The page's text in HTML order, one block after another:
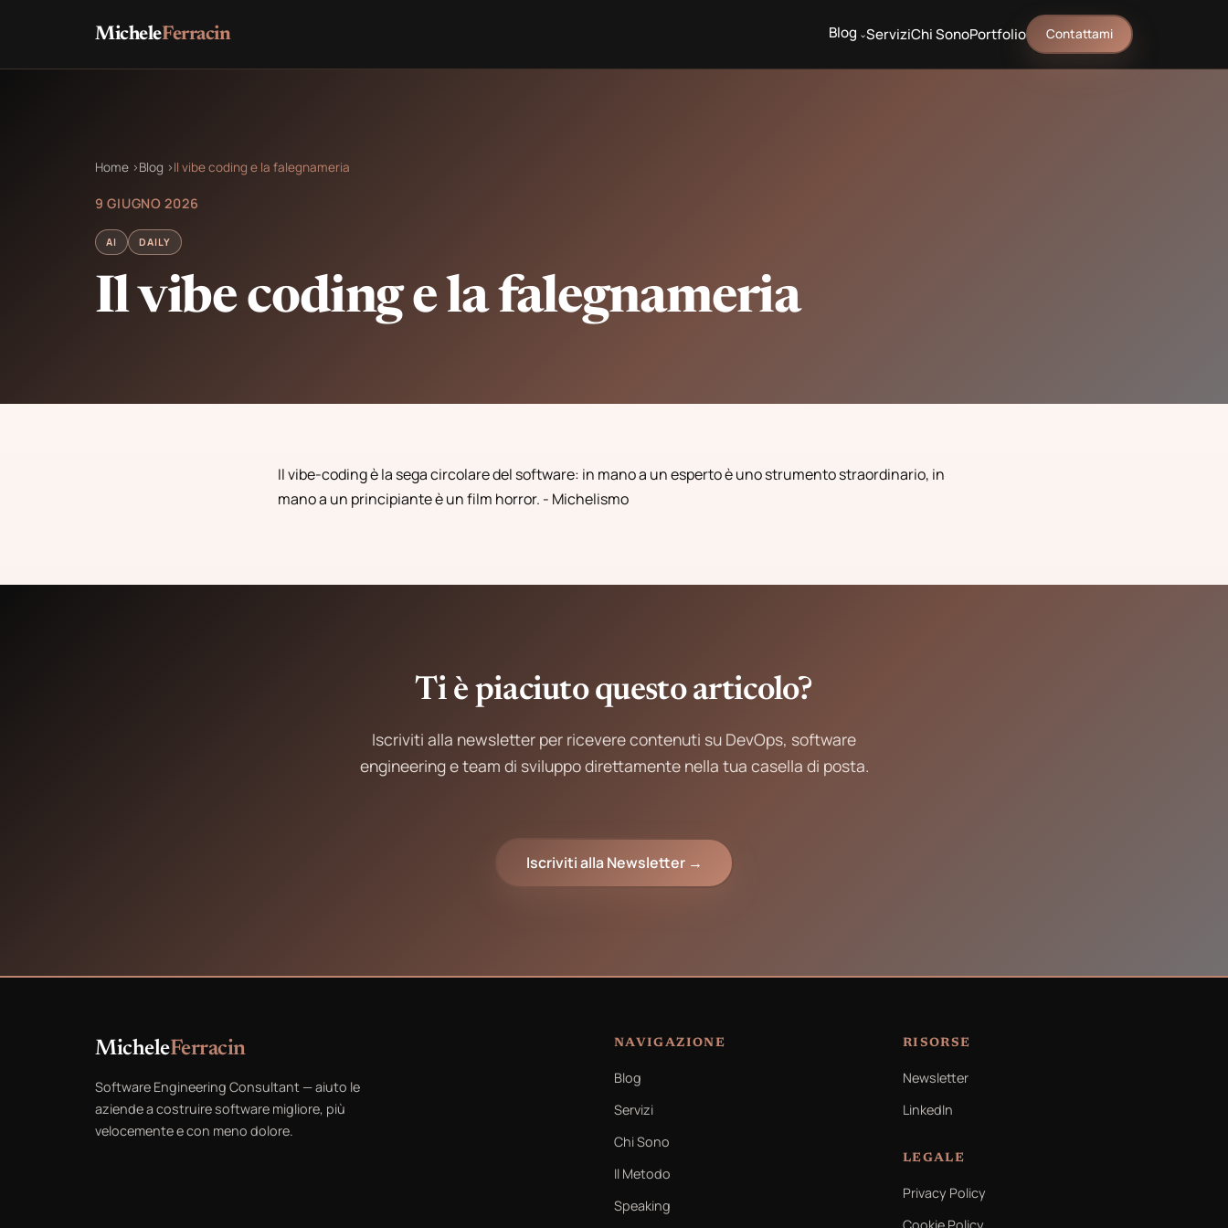
MicheleFerracin Blog ^ServiziChi SonoPortfolio Contattami
Home ›Blog ›Il vibe coding e la falegnameria
9 GIUGNO 2026
AI DAILY
Il vibe coding e la falegnameria
Il vibe-coding è la sega circolare del software: in mano a un esperto è uno strumento straordinario, in
mano a un principiante è un film horror. - Michelismo
Ti è piaciuto questo articolo?
Iscriviti alla newsletter per ricevere contenuti su DevOps, software
engineering e team di sviluppo direttamente nella tua casella di posta.
Iscriviti alla Newsletter →
MicheleFerracin
Software Engineering Consultant — aiuto le
aziende a costruire software migliore, più
velocemente e con meno dolore.
NAVIGAZIONE
Blog
Servizi
Chi Sono
Il Metodo
Speaking
RISORSE
Newsletter
LinkedIn
LEGALE
Privacy Policy